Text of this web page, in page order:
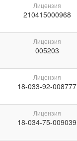
Лицензия
210415000968
Лицензия
005203
Лицензия
18-033-92-008777
Лицензия
18-034-75-009039